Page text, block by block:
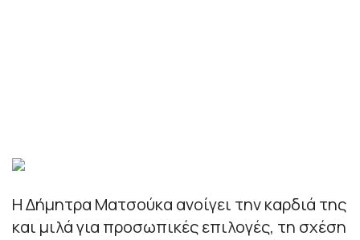
Η Δήμητρα Ματσούκα ανοίγει την καρδιά της
και μιλά για προσωπικές επιλογές, τη σχέση